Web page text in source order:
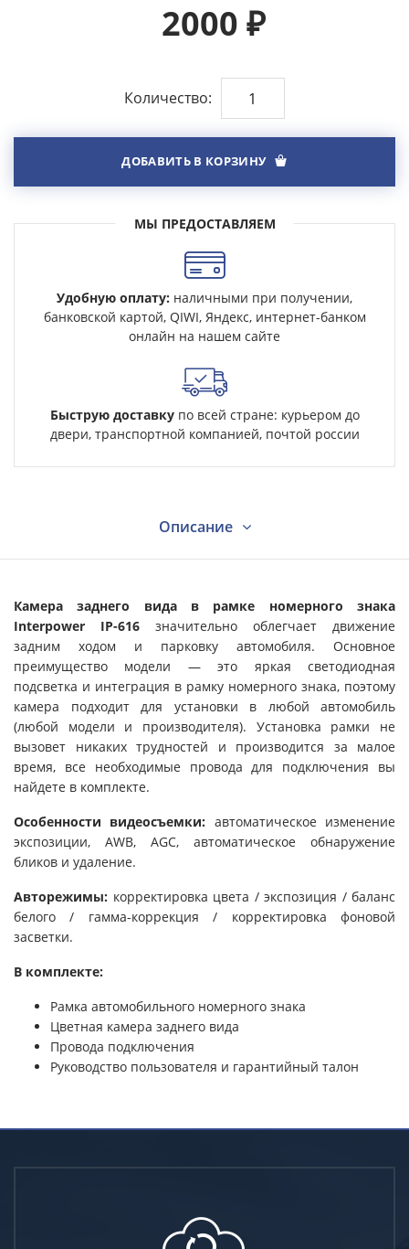
2000 ₽
Количество:
ДОБАВИТЬ В КОРЗИНУ
МЫ ПРЕДОСТАВЛЯЕМ
Удобную оплату: наличными при получении,
банковской картой, QIWI, Яндекс, интернет-банком
онлайн на нашем сайте
Быструю доставкупо всей стране: курьером до
двери, транспортной компанией, почтой россии
Описание
Видео
Вопрос - ответ
Поддержка
Камера заднего вида в рамке номерного знака
Interpower IP-616 значительно облегчает движение
задним ходом и парковку автомобиля. Основное
преимущество модели — это яркая светодиодная
подсветка и интеграция в рамку номерного знака, поэтому
камера подходит для установки в любой автомобиль
(любой модели и производителя). Установка рамки не
вызовет никаких трудностей и производится за малое
время, все необходимые провода для подключения вы
найдете в комплекте.
Особенности видеосъемки: автоматическое изменение
экспозиции, AWB, AGC, автоматическое обнаружение
бликов и удаление.
Авторежимы: корректировка цвета / экспозиция / баланс
белого / гамма-коррекция / корректировка фоновой
засветки.
В комплекте:
Рамка автомобильного номерного знака
Цветная камера заднего вида
Провода подключения
Руководство пользователя и гарантийный талон